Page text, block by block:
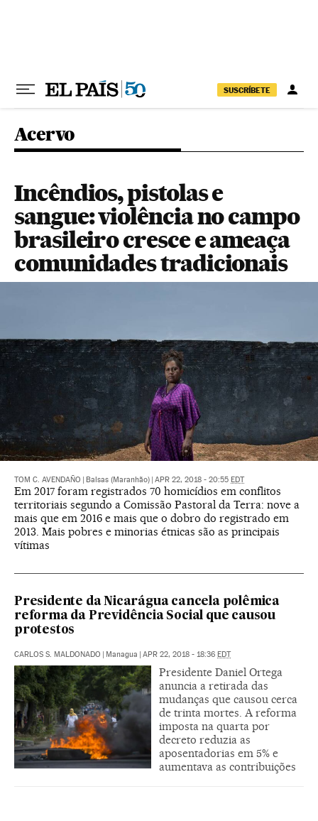
SUSCRÍBETE
Acervo
Incêndios, pistolas e
sangue: violência no campo
brasileiro cresce e ameaça
comunidades tradicionais
TOM C. AVENDAÑO Balsas (Maranhão) APR 22, 2018 - 20:55 EDT
Em 2017 foram registrados 70 homicídios em conflitos
territoriais segundo a Comissão Pastoral da Terra: nove a
mais que em 2016 e mais que o dobro do registrado em
2013. Mais pobres e minorias étnicas são as principais
vítimas
Presidente da Nicarágua cancela polêmica
reforma da Previdência Social que causou
protestos
CARLOS S. MALDONADO Managua APR 22, 2018 - 18:36 EDT
Presidente Daniel Ortega
anuncia a retirada das
mudanças que causou cerca
de trinta mortes. A reforma
imposta na quarta por
decreto reduzia as
aposentadorias em 5% e
aumentava as contribuições